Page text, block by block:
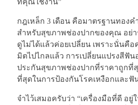
ที่คุณใช้งาน”
กฎเหล็ก 3 เดือน คือมาตรฐานทอง
สำหรับสุขภาพช่องปากของคุณ อย่
ดูไม่ได้แล้วค่อยเปลี่ยน เพราะนั่นคื
มิตไปไกลแล้ว การเปลี่ยนแปรงสีฟัน
ประกันสุขภาพช่องปากที่ราคาถูกที่สุ
ที่สุดในการป้องกันโรคเหงือกและฟั
จำไว้เสมอครับว่า “เครื่องมือที่ดี อ